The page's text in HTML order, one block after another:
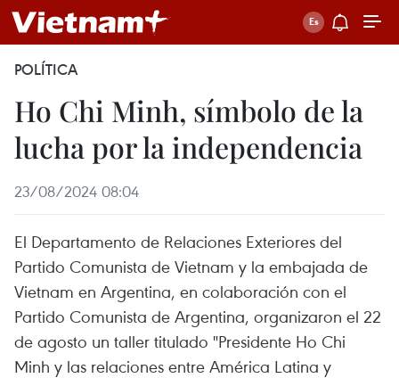
POLÍTICA
Ho Chi Minh, símbolo de la
lucha por la independencia
23/08/2024 08:04
El Departamento de Relaciones Exteriores del
Partido Comunista de Vietnam y la embajada de
Vietnam en Argentina, en colaboración con el
Partido Comunista de Argentina, organizaron el 22
de agosto un taller titulado "Presidente Ho Chi
Minh y las relaciones entre América Latina y